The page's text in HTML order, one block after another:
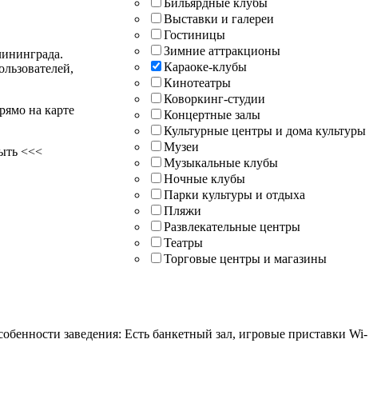
Бильярдные клубы
Выставки и галереи
Гостиницы
Зимние аттракционы
Караоке-клубы
Кинотеатры
Коворкинг-студии
Концертные залы
Культурные центры и дома культуры
Музеи
Музыкальные клубы
Ночные клубы
Парки культуры и отдыха
Пляжи
Развлекательные центры
Театры
Торговые центры и магазины
на карте
<<<
заведения: Есть банкетный зал, игровые приставки Wi-